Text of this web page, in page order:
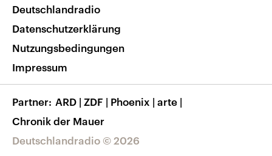
Nachrichten App
Frequenzen
Veranstaltungen
Musikliste
RSS
Barrierefreiheit
Deutschlandradio © 2026
Deutschlandradio
Datenschutzerklärung
Nutzungsbedingungen
Impressum
Partner ARD | ZDF | Phoenix | arte |
Chronik der Mauer